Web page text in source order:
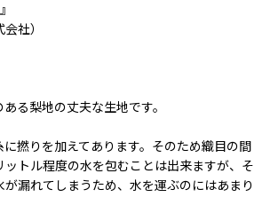
社）
る梨地の丈夫な生地です。
撚りを加えてあります。そのため織目の間
ットル程度の水を包むことは出来ますが、そ
が漏れてしまうため、水を運ぶのにはあまり